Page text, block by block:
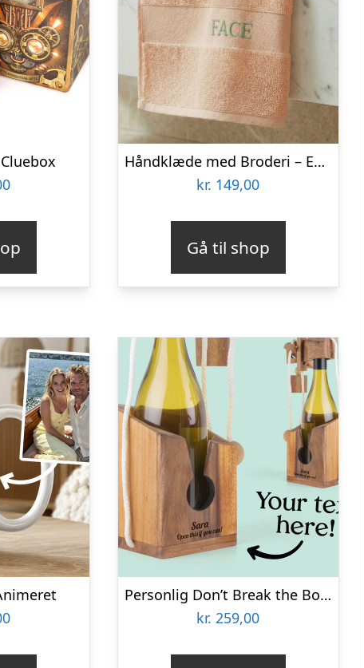
Håndklæde med Broderi – Egen Tekst (60×40 cm)
kr. 149,00
Gå til shop
Personlig Don’t Break the Bottle med Tekst
kr. 259,00